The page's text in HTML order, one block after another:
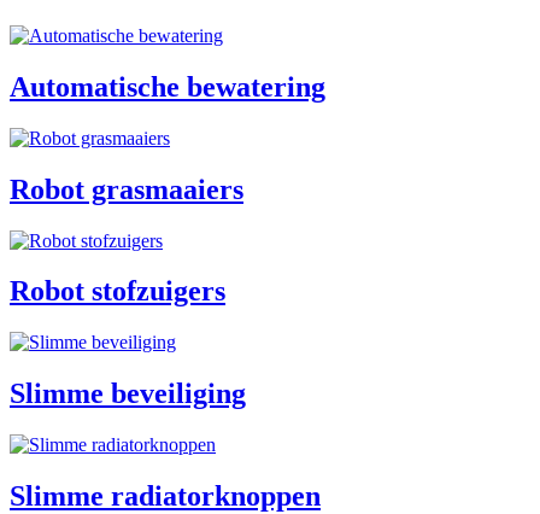
Automatische bewatering
Robot grasmaaiers
Robot stofzuigers
Slimme beveiliging
Slimme radiatorknoppen